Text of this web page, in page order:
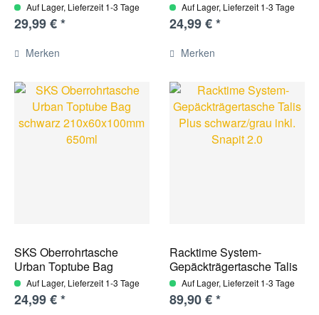
Auf Lager, Lieferzeit 1-3 Tage
29,99 € *
Merken
Auf Lager, Lieferzeit 1-3 Tage
24,99 € *
Merken
SKS Oberrohrtasche
Urban Toptube Bag
schwarz...
Auf Lager, Lieferzeit 1-3 Tage
24,99 € *
Racktime System-
Gepäckträgertasche Talis
Plus...
Auf Lager, Lieferzeit 1-3 Tage
89,90 € *